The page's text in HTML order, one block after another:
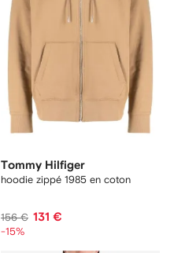
Tommy Hilfiger
hoodie zippé 1985 en coton
156 € 131 €
-15%